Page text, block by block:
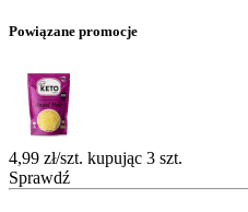
Powiązane promocje
4,99 zł/szt. kupując 3 szt.
Sprawdź